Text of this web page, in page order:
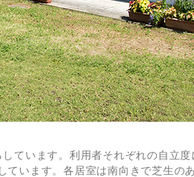
ています。利用者それぞれの自立
います。各居室は南向きで芝生の